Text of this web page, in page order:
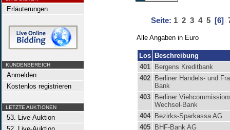
Erläuterungen
KUNDENBEREICH
Anmelden
Kostenlos registrieren
LETZTE AUKTIONEN
53. Live-Auktion
Seite: 1 2 3 4 5 [6]
Alle Angaben in Euro
Los Beschreibung
401
Bergens Kreditbank
402
Berliner Handels- und
Bank
403
Berliner
Wechsel-Bank
404
Bezirks-Sparkassa AG
405
BHF-Bank AG